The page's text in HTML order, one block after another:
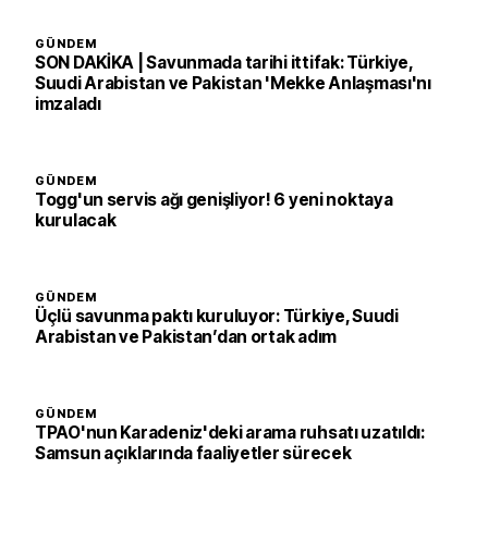
GÜNDEM
SON DAKİKA | Savunmada tarihi ittifak: Türkiye,
Suudi Arabistan ve Pakistan 'Mekke Anlaşması'nı
imzaladı
GÜNDEM
Togg'un servis ağı genişliyor! 6 yeni noktaya
kurulacak
GÜNDEM
Üçlü savunma paktı kuruluyor: Türkiye, Suudi
Arabistan ve Pakistan’dan ortak adım
GÜNDEM
TPAO'nun Karadeniz'deki arama ruhsatı uzatıldı:
Samsun açıklarında faaliyetler sürecek